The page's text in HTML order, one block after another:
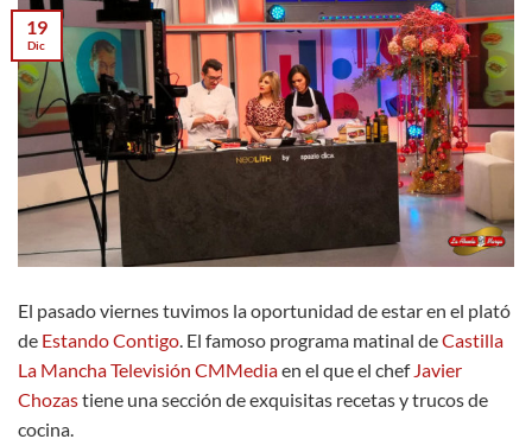
19
Dic
El pasado viernes tuvimos la oportunidad de estar en el plató
de Estando Contigo. El famoso programa matinal deCastilla
La Mancha Televisión CMMediaen el que el chef Javier
Chozastiene una sección de exquisitas recetas y trucos de
cocina.